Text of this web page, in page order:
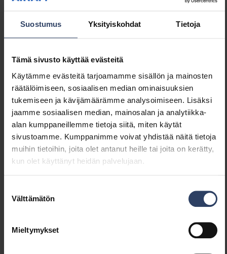
Suostumus Yksityiskohdat Tietoja
Tämä sivusto käyttää evästeitä
Käytämme evästeitä tarjoamamme sisällön ja mainosten
räätälöimiseen, sosiaalisen median ominaisuuksien
tukemiseen ja kävijämäärämme analysoimiseen. Lisäksi
jaamme sosiaalisen median, mainosalan ja analytiikka-
alan kumppaneillemme tietoja siitä, miten käytät
sivustoamme. Kumppanimme voivat yhdistää näitä tietoja
muihin tietoihin, joita olet antanut heille tai joita on kerätty,
kun olet käyttänyt heidän palvelujaan.
valinta
Välttämätön
Mieltymykset
Tuotenimi
Airam SmartHome Kirkas Edisonkupu CCT WiFi E27
Airam SmartHome Kirkas Globe-95 CCT WiFi E27
Airam SmartHome Kirkas Globe-125 CCT WiFi E27